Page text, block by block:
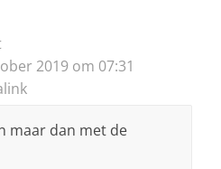
2019 om 07:31
maar dan met de